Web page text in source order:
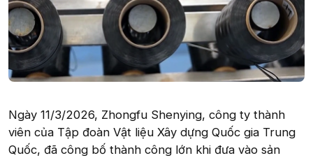
Ngày 11/3/2026, Zhongfu Shenying, công ty thành
viên của Tập đoàn Vật liệu Xây dựng Quốc gia Trung
Quốc, đã công bố thành công lớn khi đưa vào sản